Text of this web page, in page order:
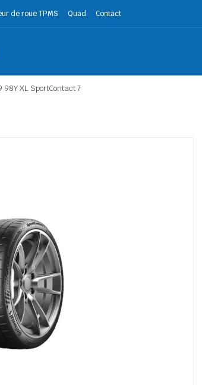
de roue TPMS Quad Contact
XL SportContact 7